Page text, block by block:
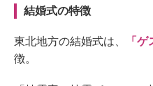
結婚式の特徴
東北地方の結婚式は、 「
徴。